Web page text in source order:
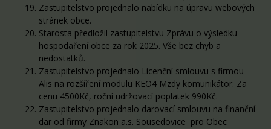
Zastupitelstvo projednalo nabídku na úpravu webových
stránek obce.
Starosta předložil zastupitelstvu Zprávu o výsledku
hospodaření obce za rok 2025. Vše bez chyb a
nedostatků.
Zastupitelstvo projednalo Licenční smlouvu s firmou
Alis na rozšíření modulu KEO4 Mzdy komunikátor. Za
cenu 4500Kč, roční udržovací poplatek 990Kč.
Zastupitelstvo projednalo darovací smlouvu na finanční
dar od firmy Znakon a.s. Sousedovice pro Obec